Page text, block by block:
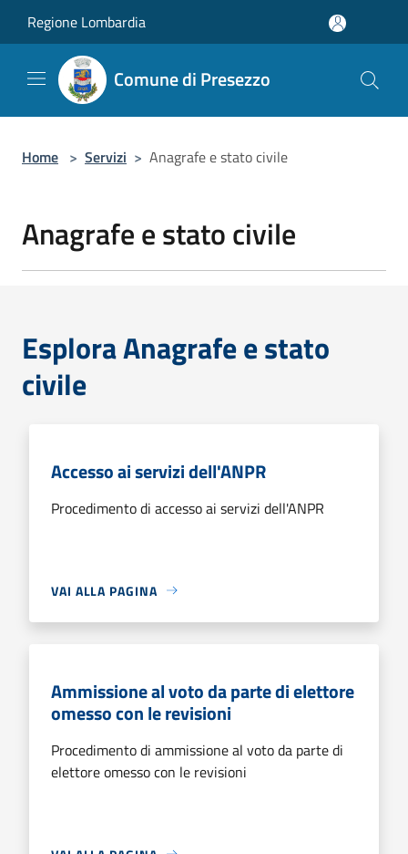
Regione Lombardia
Comune di Presezzo
Home > Servizi > Anagrafe e stato civile
Anagrafe e stato civile
Esplora Anagrafe e stato
civile
Accesso ai servizi dell'ANPR
Procedimento di accesso ai servizi dell'ANPR
VAI ALLA PAGINA
Ammissione al voto da parte di elettore
omesso con le revisioni
Procedimento di ammissione al voto da parte di
elettore omesso con le revisioni